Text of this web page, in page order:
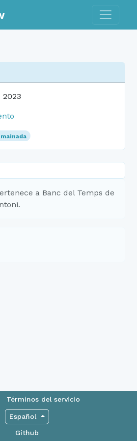
Toggle
mainada
a Banc del Temps de
Términos del servicio
Español
Github